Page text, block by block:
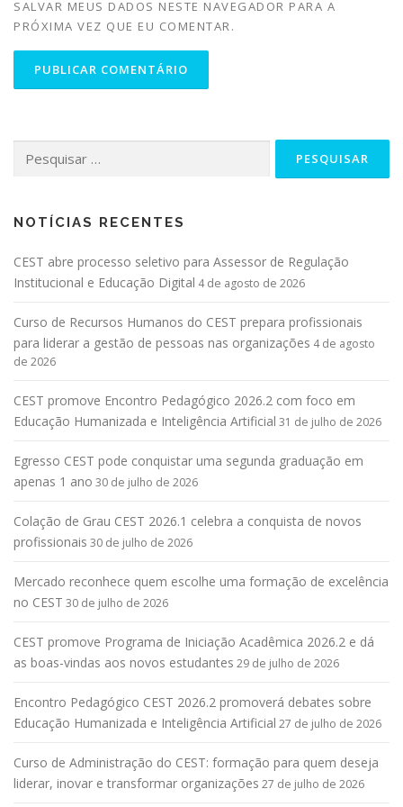
SALVAR MEUS DADOS NESTE NAVEGADOR PARA A
PRÓXIMA VEZ QUE EU COMENTAR.
NOTÍCIAS RECENTES
CEST abre processo seletivo para Assessor de Regulação
Institucional e Educação Digital 4 de agosto de 2026
Curso de Recursos Humanos do CEST prepara profissionais
para liderar a gestão de pessoas nas organizações 4 de agosto
de 2026
CEST promove Encontro Pedagógico 2026.2 com foco em
Educação Humanizada e Inteligência Artificial 31 de julho de 2026
Egresso CEST pode conquistar uma segunda graduação em
apenas 1 ano 30 de julho de 2026
Colação de Grau CEST 2026.1 celebra a conquista de novos
profissionais 30 de julho de 2026
Mercado reconhece quem escolhe uma formação de excelência
no CEST 30 de julho de 2026
CEST promove Programa de Iniciação Acadêmica 2026.2 e dá
as boas-vindas aos novos estudantes 29 de julho de 2026
Encontro Pedagógico CEST 2026.2 promoverá debates sobre
Educação Humanizada e Inteligência Artificial 27 de julho de 2026
Curso de Administração do CEST: formação para quem deseja
liderar, inovar e transformar organizações 27 de julho de 2026